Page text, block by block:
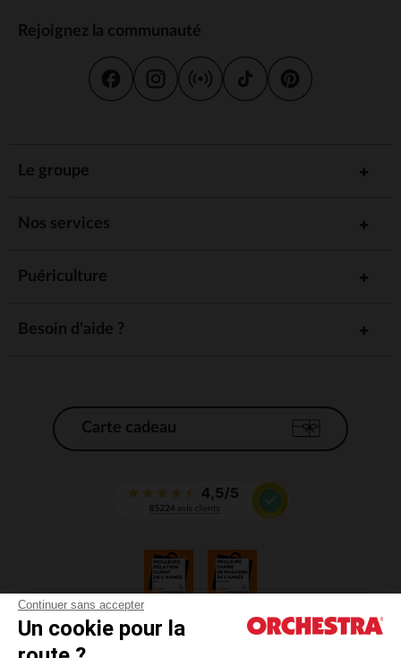
Continuer sans accepter
Un cookie pour la
Rejoignez la communauté
Le groupe
Nos services
Puériculture
Besoin d'aide ?
Carte cadeau